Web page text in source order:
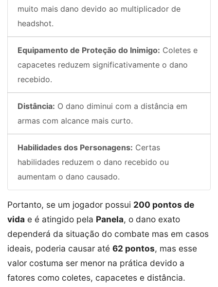
muito mais dano devido ao multiplicador de
headshot.
Equipamento de Proteção do Inimigo: Coletes e
capacetes reduzem significativamente o dano
recebido.
Distância: O dano diminui com a distância em
armas com alcance mais curto.
Habilidades dos Personagens: Certas
habilidades reduzem o dano recebido ou
aumentam o dano causado.
Portanto, se um jogador possui 200 pontos de
vida e é atingido pela Panela, o dano exato
dependerá da situação do combate mas em casos
ideais, poderia causar até 62 pontos, mas esse
valor costuma ser menor na prática devido a
fatores como coletes, capacetes e distância.